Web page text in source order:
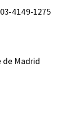
4149-1275
de Madrid